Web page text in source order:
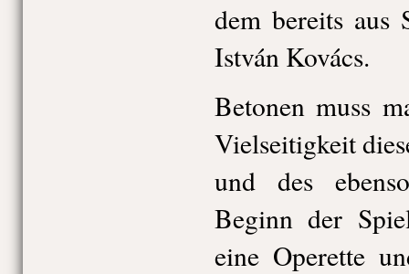
dem bereits aus
István Kovács.
Betonen muss
Vielseitigkeit
und des
Beginn der
eine Operette